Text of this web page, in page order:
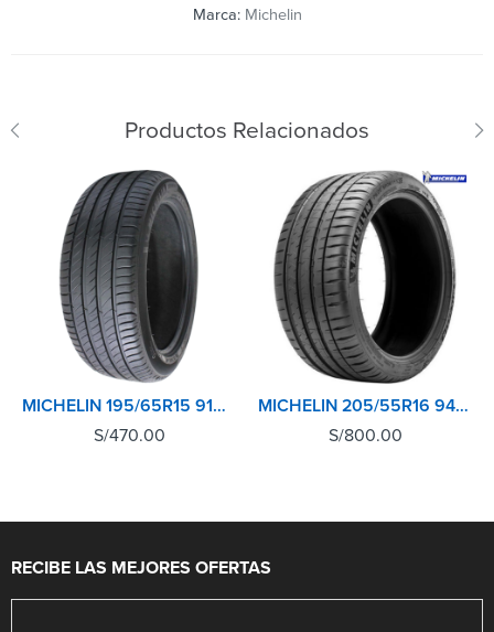
Marca: Michelin
Productos Relacionados
MICHELIN 195/65R15 91H XL TL PRIMACY 4+
S/470.00
MICHELIN 205/55R16 94Y XL TL PILOT SPORT 4
S/800.00
RECIBE LAS MEJORES OFERTAS